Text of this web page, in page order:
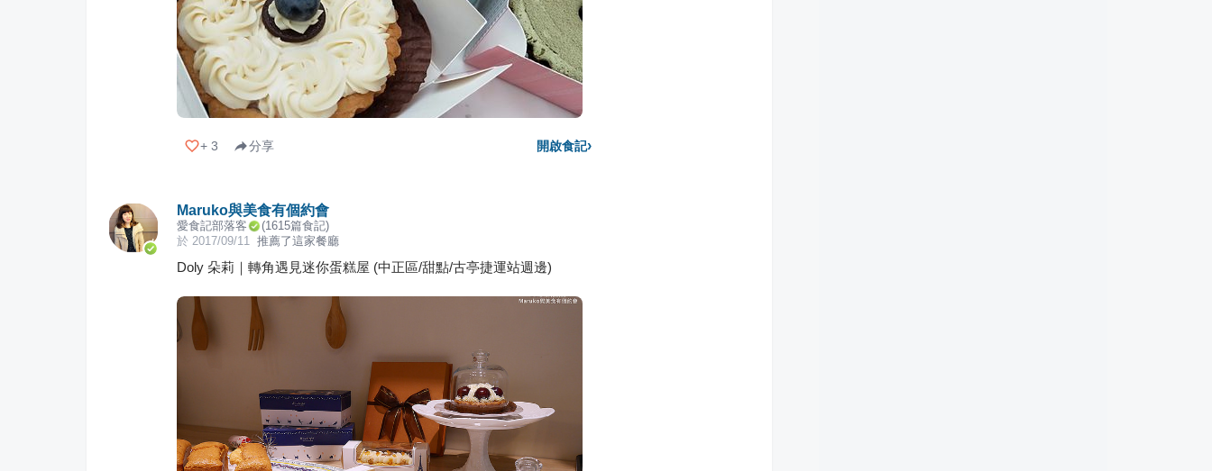
+ 3 分享 開啟食記›
Maruko與美食有個約會
愛食記部落客 (1615篇食記)
於 2017/09/11 推薦了這家餐廳
Doly 朵莉｜轉角遇見迷你蛋糕屋 (中正區/甜點/古亭捷運站週邊)